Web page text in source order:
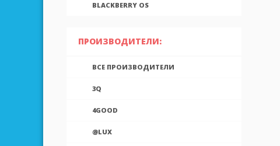
BLACKBERRY OS
ПРОИЗВОДИТЕЛИ:
ВСЕ ПРОИЗВОДИТЕЛИ
3Q
4GOOD
@LUX